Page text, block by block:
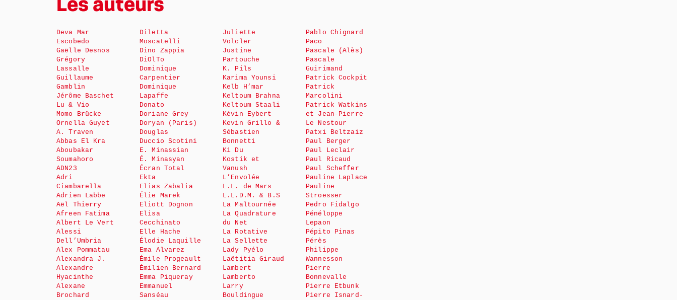
Les auteurs
Deva Mar
Escobedo
Gaëlle Desnos
Grégory
Lassalle
Guillaume
Gamblin
Jérôme Baschet
Lu & Vio
Momo Brücke
Ornella Guyet
A. Traven
Abbas El Kra
Aboubakar
Soumahoro
ADN23
Adri
Ciambarella
Adrien Labbe
Aël Thierry
Afreen Fatima
Albert Le Vert
Alessi
Dell’Umbria
Alex Pommatau
Alexandra J.
Alexandre
Hyacinthe
Alexane
Brochard
Diletta
Moscatelli
Dino Zappia
DiOlTo
Dominique
Carpentier
Dominique
Lapaffe
Donato
Doriane Grey
Doryan (Paris)
Douglas
Duccio Scotini
E. Minassian
É. Minasyan
Écran Total
Ekta
Elias Zabalia
Élie Marek
Eliott Dognon
Elisa
Cecchinato
Elle Hache
Élodie Laquille
Ema Alvarez
Émile Progeault
Émilien Bernard
Emma Piqueray
Emmanuel
Sanséau
Juliette
Volcler
Justine
Partouche
K. Pils
Karima Younsi
Kelb H’mar
Keltoum Brahna
Keltoum Staali
Kévin Eybert
Kevin Grillo &
Sébastien
Bonnetti
Ki Du
Kostik et
Vanush
L’Envolée
L.L. de Mars
L.L.D.M. & B.S
La Maltournée
La Quadrature
du Net
La Rotative
La Sellette
Lady Pyélo
Laëtitia Giraud
Lambert
Lamberto
Larry
Bouldingue
Pablo Chignard
Paco
Pascale (Alès)
Pascale
Guirimand
Patrick Cockpit
Patrick
Marcolini
Patrick Watkins
et Jean-Pierre
Le Nestour
Patxi Beltzaiz
Paul Berger
Paul Leclair
Paul Ricaud
Paul Scheffer
Pauline Laplace
Pauline
Stroesser
Pedro Fidalgo
Pénéloppe
Lepaon
Pépito Pinas
Pérès
Philippe
Wannesson
Pierre
Bonnevalle
Pierre Etbunk
Pierre Isnard-